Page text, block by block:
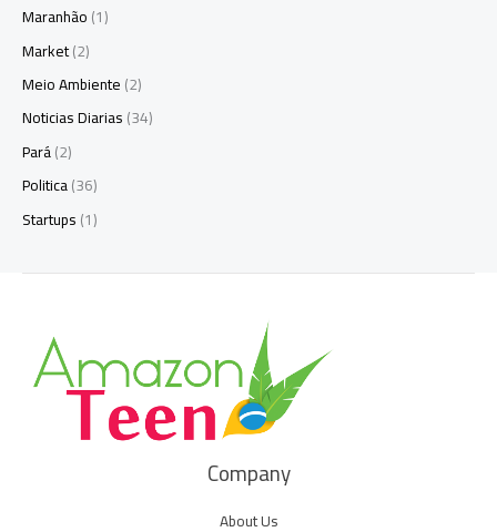
Maranhão(1)
Market(2)
Meio Ambiente(2)
Noticias Diarias(34)
Pará(2)
Politica(36)
Startups(1)
Company
About Us